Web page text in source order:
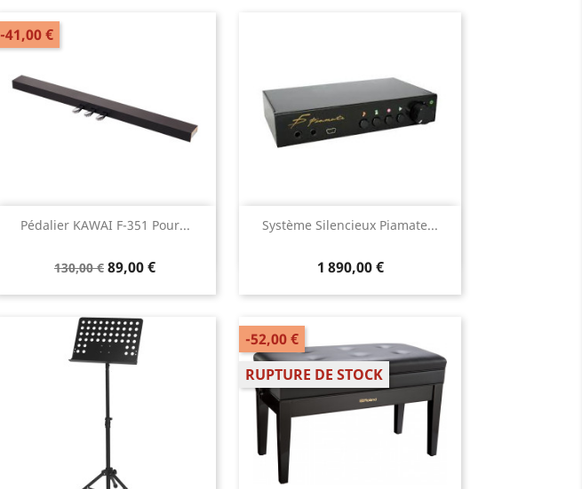
Pédalier KAWAI F-351 Pour...
130,00 € 89,00 €
-41,00 €
Aperçu rapide Système Silencieux Piamate...
1 890,00 €
Aperçu rapide
-52,00 €
RUPTURE DE STOCK